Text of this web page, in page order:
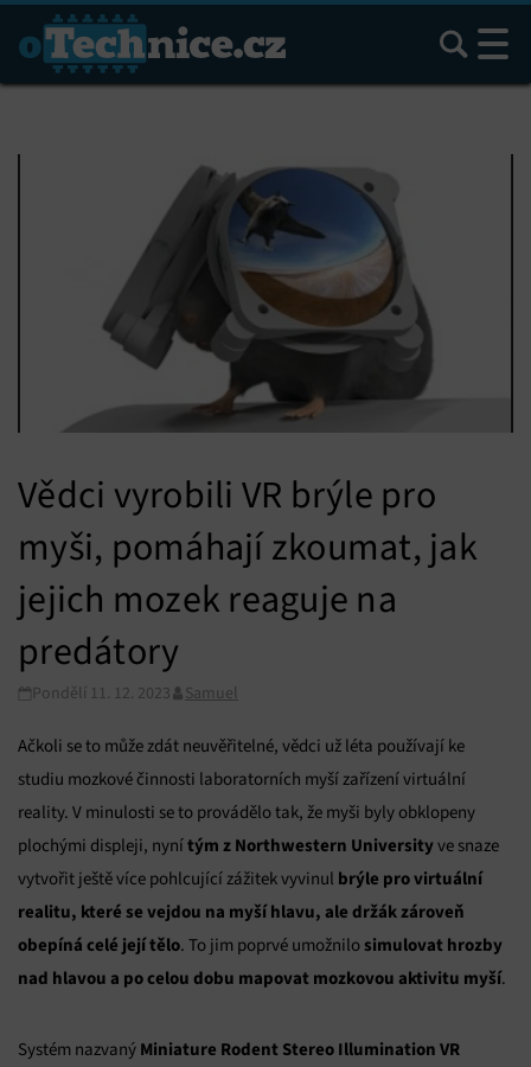
Hledat
Vědci vyrobili VR brýle pro
myši, pomáhají zkoumat, jak
jejich mozek reaguje na
predátory
Pondělí 11. 12. 2023 Samuel
Ačkoli se to může zdát neuvěřitelné, vědci už léta používají ke
studiu mozkové činnosti laboratorních myší zařízení virtuální
reality. V minulosti se to provádělo tak, že myši byly obklopeny
plochými displeji, nynítým z Northwestern Universityve snaze
vytvořit ještě více pohlcující zážitek vyvinul brýle pro virtuální
realitu, které se vejdou na myší hlavu, ale držák zároveň
obepíná celé její tělo. To jim poprvé umožnilo simulovat hrozby
nad hlavou a po celou dobu mapovat mozkovou aktivitu myší.
Systém nazvaný Miniature Rodent Stereo Illumination VR